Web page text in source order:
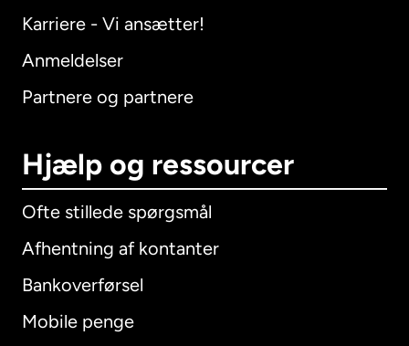
Karriere - Vi ansætter!
Anmeldelser
Partnere og partnere
Hjælp og ressourcer
Ofte stillede spørgsmål
Afhentning af kontanter
Bankoverførsel
Mobile penge